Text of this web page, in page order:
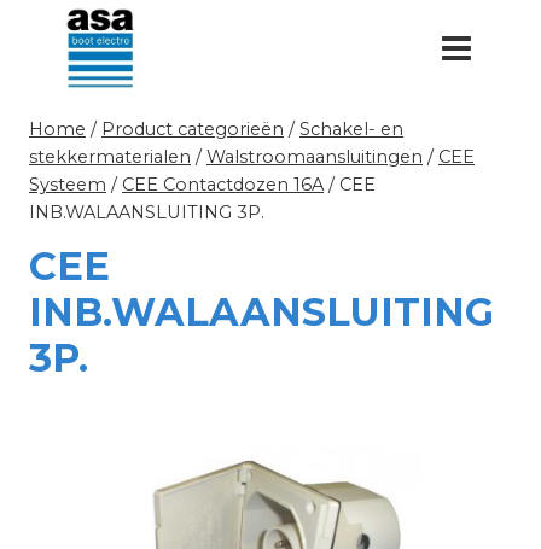
Doorgaan
inhoud
Home / Product categorieën / Schakel- en
stekkermaterialen / Walstroomaansluitingen / CEE
Systeem / CEE Contactdozen 16A / CEE
INB.WALAANSLUITING 3P.
CEE
INB.WALAANSLUITING
3P.